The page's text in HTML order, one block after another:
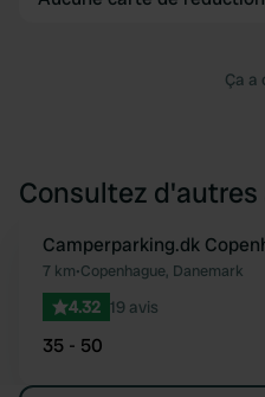
Ça a
Consultez d'autres
Camperparking.dk
7 km•Copenhague, Danemark
4.32 19 avis
35 - 50